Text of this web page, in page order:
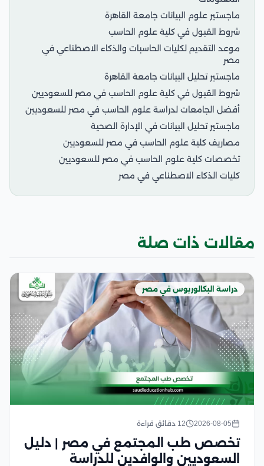
ماجستير علوم البيانات جامعة القاهرة
شروط القبول في كلية علوم الحاسب
موعد التقديم لكليات الحاسبات والذكاء الاصطناعي في
مصر
ماجستير تحليل البيانات جامعة القاهرة
شروط القبول في كلية علوم الحاسب في مصر للسعوديين
أفضل الجامعات لدراسة علوم الحاسب في مصر للسعوديين
ماجستير تحليل البيانات في الإدارة الصحية
مصاريف كلية علوم الحاسب في مصر للسعوديين
تخصصات كلية علوم الحاسب في مصر للسعوديين
كليات الذكاء الاصطناعي في مصر
مقالات ذات صلة
دراسة البكالوريوس في مصر
2026-08-05 12 دقائق قراءة
تخصص طب المجتمع في مصر | دليل
السعوديين والوافدين للدراسة